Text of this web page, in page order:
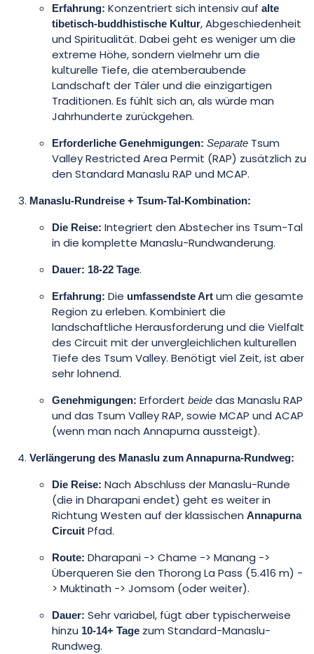
Erfahrung: Konzentriert sich intensiv auf alte
tibetisch-buddhistische Kultur, Abgeschiedenheit
und Spiritualität. Dabei geht es weniger um die
extreme Höhe, sondern vielmehr um die
kulturelle Tiefe, die atemberaubende
Landschaft der Täler und die einzigartigen
Traditionen. Es fühlt sich an, als würde man
Jahrhunderte zurückgehen.
Erforderliche Genehmigungen: Separate Tsum
Valley Restricted Area Permit (RAP) zusätzlich zu
den Standard Manaslu RAP und MCAP.
Manaslu-Rundreise + Tsum-Tal-Kombination:
Die Reise: Integriert den Abstecher ins Tsum-Tal
in die komplette Manaslu-Rundwanderung.
Dauer: 18-22 Tage.
Erfahrung: Die umfassendste Art um die gesamte
Region zu erleben. Kombiniert die
landschaftliche Herausforderung und die Vielfalt
des Circuit mit der unvergleichlichen kulturellen
Tiefe des Tsum Valley. Benötigt viel Zeit, ist aber
sehr lohnend.
Genehmigungen: Erfordert beide das Manaslu RAP
und das Tsum Valley RAP, sowie MCAP und ACAP
(wenn man nach Annapurna aussteigt).
Verlängerung des Manaslu zum Annapurna-Rundweg:
Die Reise: Nach Abschluss der Manaslu-Runde
(die in Dharapani endet) geht es weiter in
Richtung Westen auf der klassischen Annapurna
Circuit Pfad.
Route: Dharapani -> Chame -> Manang ->
Überqueren Sie den Thorong La Pass (5.416 m) -
> Muktinath -> Jomsom (oder weiter).
Dauer: Sehr variabel, fügt aber typischerweise
hinzu 10-14+ Tage zum Standard-Manaslu-
Rundweg.